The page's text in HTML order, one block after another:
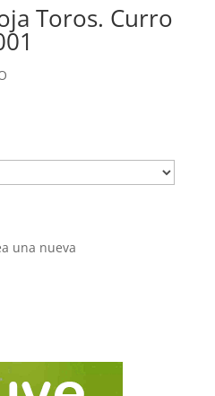
Toros. Curro
una nueva